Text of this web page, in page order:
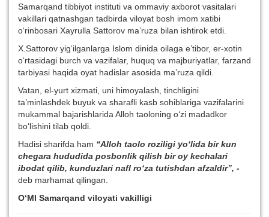
Samarqand tibbiyot instituti va ommaviy axborot vasitalari
vakillari qatnashgan tadbirda viloyat bosh imom xatibi
o‘rinbosari Xayrulla Sattorov ma’ruza bilan ishtirok etdi.
X.Sattorov yig‘ilganlarga Islom dinida oilaga e’tibor, er-xotin
o‘rtasidagi burch va vazifalar, huquq va majburiyatlar, farzand
tarbiyasi haqida oyat hadislar asosida ma’ruza qildi.
Vatan, el-yurt xizmati, uni himoyalash, tinchligini
ta’minlashdek buyuk va sharafli kasb sohiblariga vazifalarini
mukammal bajarishlarida Alloh taoloning o‘zi madadkor
bo‘lishini tilab qoldi.
Hadisi sharifda ham “Alloh taolo roziligi yo‘lida bir kun
chegara hududida posbonlik qilish bir oy kechalari
ibodat qilib, kunduzlari nafl ro‘za tutishdan afzaldir”, -
deb marhamat qilingan.
O‘MI Samarqand viloyati vakilligi